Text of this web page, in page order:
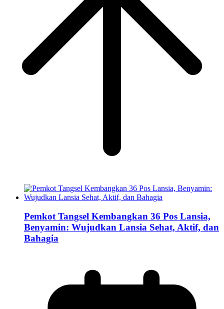
Pemkot Tangsel Kembangkan 36 Pos Lansia,
Benyamin: Wujudkan Lansia Sehat, Aktif, dan
Bahagia